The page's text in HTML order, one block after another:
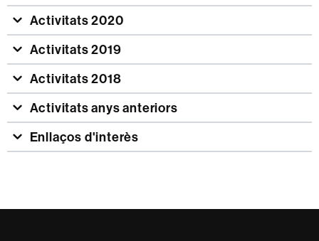
Activitats 2020
Activitats 2019
Activitats 2018
Activitats anys anteriors
Enllaços d'interès